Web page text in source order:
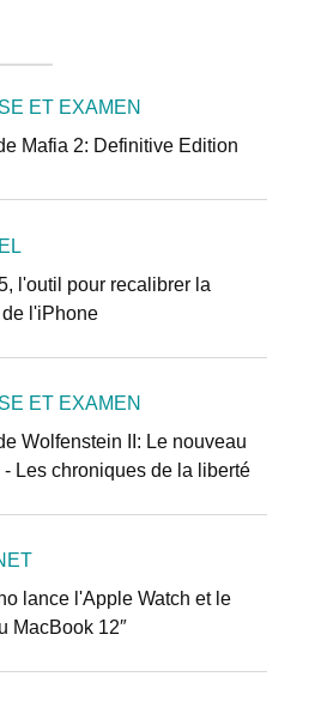
ET EXAMEN
Mafia 2: Definitive Edition
l'outil pour recalibrer la
de l'iPhone
ET EXAMEN
Wolfenstein II: Le nouveau
Les chroniques de la liberté
lance l'Apple Watch et le
MacBook 12″